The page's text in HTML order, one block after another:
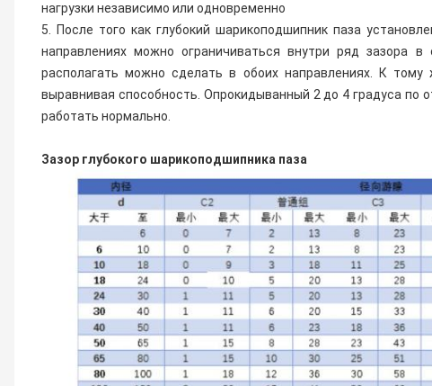
нагрузки независимо или одновременно
5. После того как глубокий шарикоподшипник паза
направлениях можно ограничиваться внутри ряд зазора
располагать можно сделать в обоих направлениях. К
выравнивая способность. Опрокидыванный 2 до 4 градуса
работать нормально.
Зазор глубокого шарикоподшипника паза